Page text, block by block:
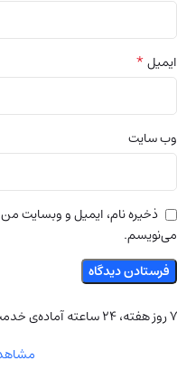
ایمیل*
وب‌ سایت
ذخیره نام، ایمیل و وبسایت من
می‌نویسم.
۷ روز هفته، ۲۴ ساعته آماده‌ی خدمت‌رسانی هستیم